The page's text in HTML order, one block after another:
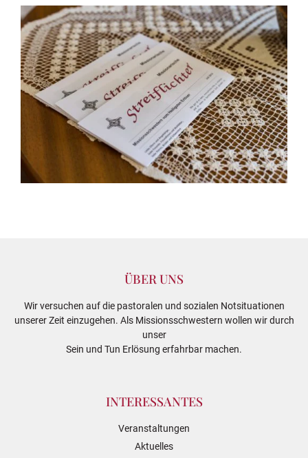
ÜBER UNS
Wir versuchen auf die pastoralen und sozialen Notsituationen
unserer Zeit einzugehen. Als Missionsschwestern wollen wir durch
unser
Sein und Tun Erlösung erfahrbar machen.
INTERESSANTES
Veranstaltungen
Aktuelles